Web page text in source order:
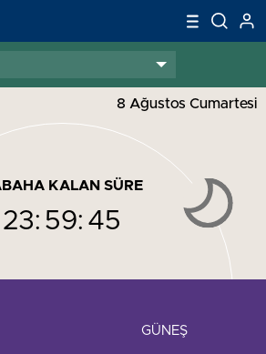
KALAN SÜRE
23: 59: 44
8 Ağustos Cumartesi
GÜNEŞ